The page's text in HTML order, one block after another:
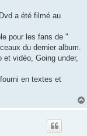
a été filmé au
pour les fans de "
du dernier album.
et vidéo, Going under,
en textes et